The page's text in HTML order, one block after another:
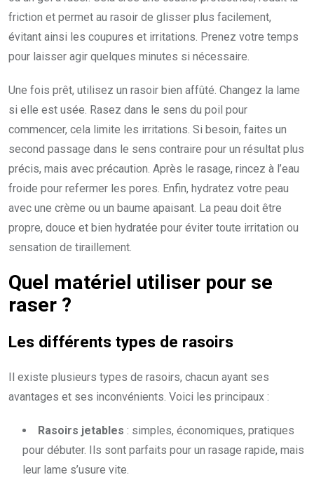
friction et permet au rasoir de glisser plus facilement,
évitant ainsi les coupures et irritations. Prenez votre temps
pour laisser agir quelques minutes si nécessaire.
Une fois prêt, utilisez un rasoir bien affûté. Changez la lame
si elle est usée. Rasez dans le sens du poil pour
commencer, cela limite les irritations. Si besoin, faites un
second passage dans le sens contraire pour un résultat plus
précis, mais avec précaution. Après le rasage, rincez à l’eau
froide pour refermer les pores. Enfin, hydratez votre peau
avec une crème ou un baume apaisant. La peau doit être
propre, douce et bien hydratée pour éviter toute irritation ou
sensation de tiraillement.
Quel matériel utiliser pour se
raser ?
Les différents types de rasoirs
Il existe plusieurs types de rasoirs, chacun ayant ses
avantages et ses inconvénients. Voici les principaux :
Rasoirs jetables : simples, économiques, pratiques
pour débuter. Ils sont parfaits pour un rasage rapide, mais
leur lame s’usure vite.